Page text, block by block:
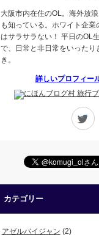
大阪市内在住のOL。海外放
も知っている。ホワイト企業
はサラサラない！ 平日のOL
で、日常と非日常をいったり
き。
詳しいプロフィー
カテゴリー
アゼルバイジャン (2)